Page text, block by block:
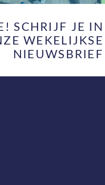
SCHRIJF JE IN
WEKELIJKSE
NIEUWSBRIEF